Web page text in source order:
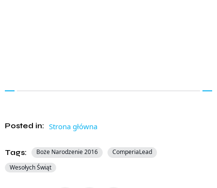
Posted in: Strona główna
Tags: Boże Narodzenie 2016
ComperiaLead
Wesołych Świąt